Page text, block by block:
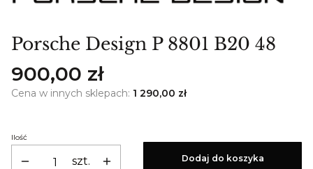
Porsche Design P 8801 B20 48
Cena
900,00 zł
Cena w innych sklepach: 1 290,00 zł
Ilość
szt. Dodaj do koszyka